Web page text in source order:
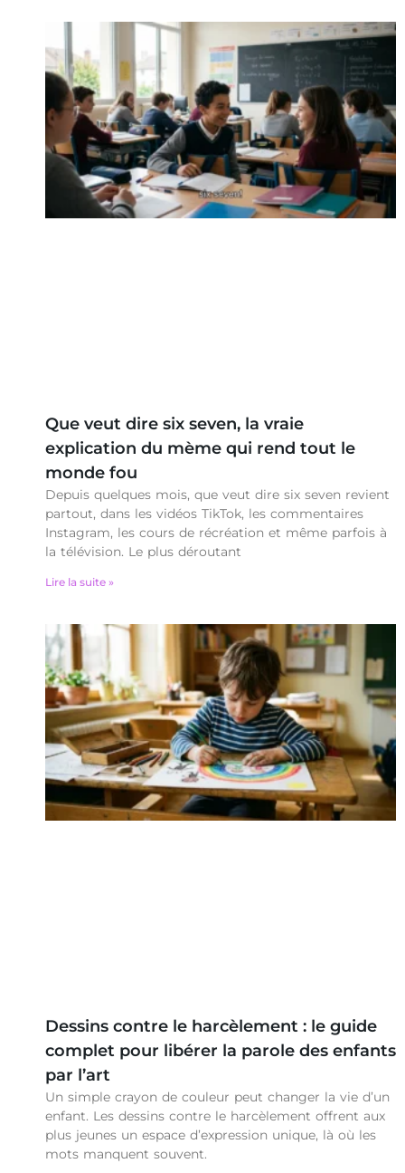
Que veut dire six seven, la vraie
explication du mème qui rend tout le
monde fou
Depuis quelques mois, que veut dire six seven revient
partout, dans les vidéos TikTok, les commentaires
Instagram, les cours de récréation et même parfois à
la télévision. Le plus déroutant
Lire la suite »
Dessins contre le harcèlement : le guide
complet pour libérer la parole des enfants
par l’art
Un simple crayon de couleur peut changer la vie d’un
enfant. Les dessins contre le harcèlement offrent aux
plus jeunes un espace d’expression unique, là où les
mots manquent souvent.